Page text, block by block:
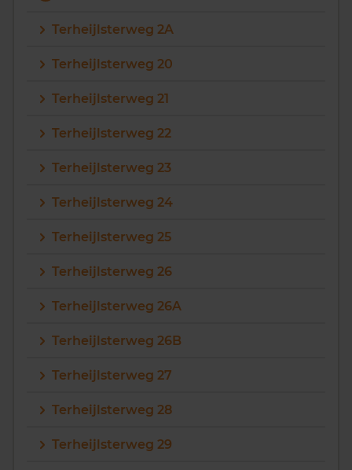
Terheijlsterweg 2A
Terheijlsterweg 20
Terheijlsterweg 21
Terheijlsterweg 22
Terheijlsterweg 23
Terheijlsterweg 24
Terheijlsterweg 25
Terheijlsterweg 26
Terheijlsterweg 26A
Terheijlsterweg 26B
Terheijlsterweg 27
Terheijlsterweg 28
Terheijlsterweg 29